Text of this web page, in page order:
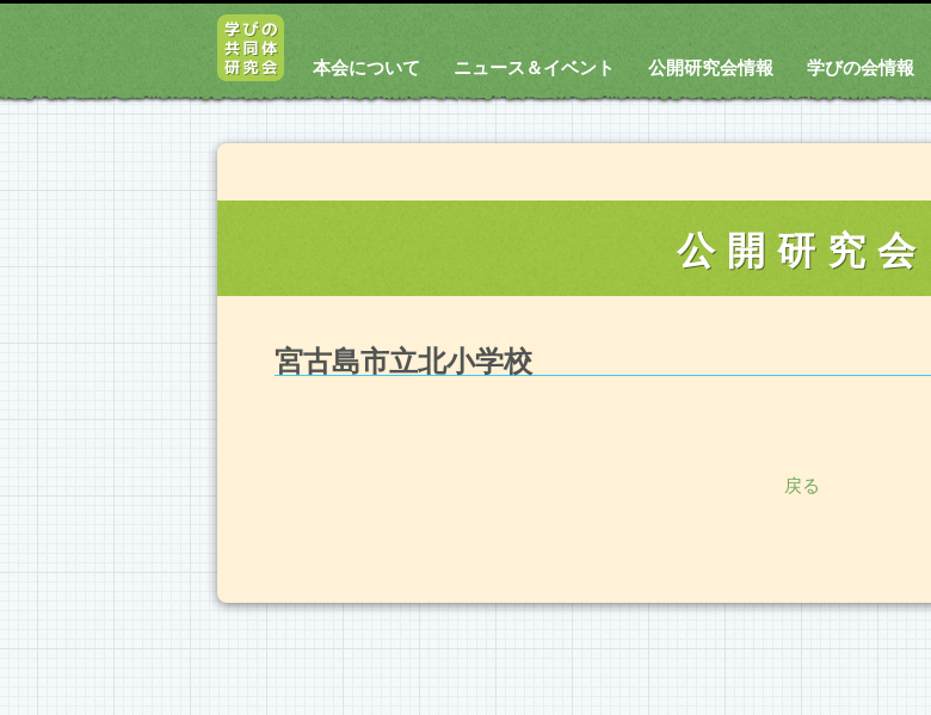
本会について ニュース＆イベント 公開研究会情報 学びの会情報
公開研究会
宮古島市立北小学校
戻る